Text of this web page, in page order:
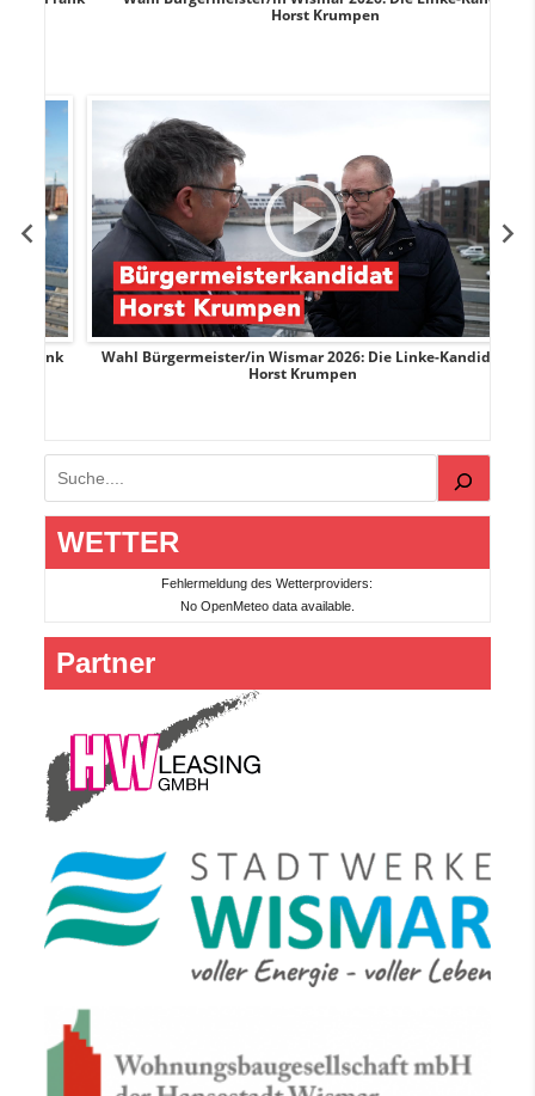
Horst Krumpen
Wahl Bürgermeister/in Wismar 2026: Die Linke-Kandidat
Horst Krumpen
Suchen
WETTER
Fehlermeldung des Wetterproviders:
No OpenMeteo data available.
Partner